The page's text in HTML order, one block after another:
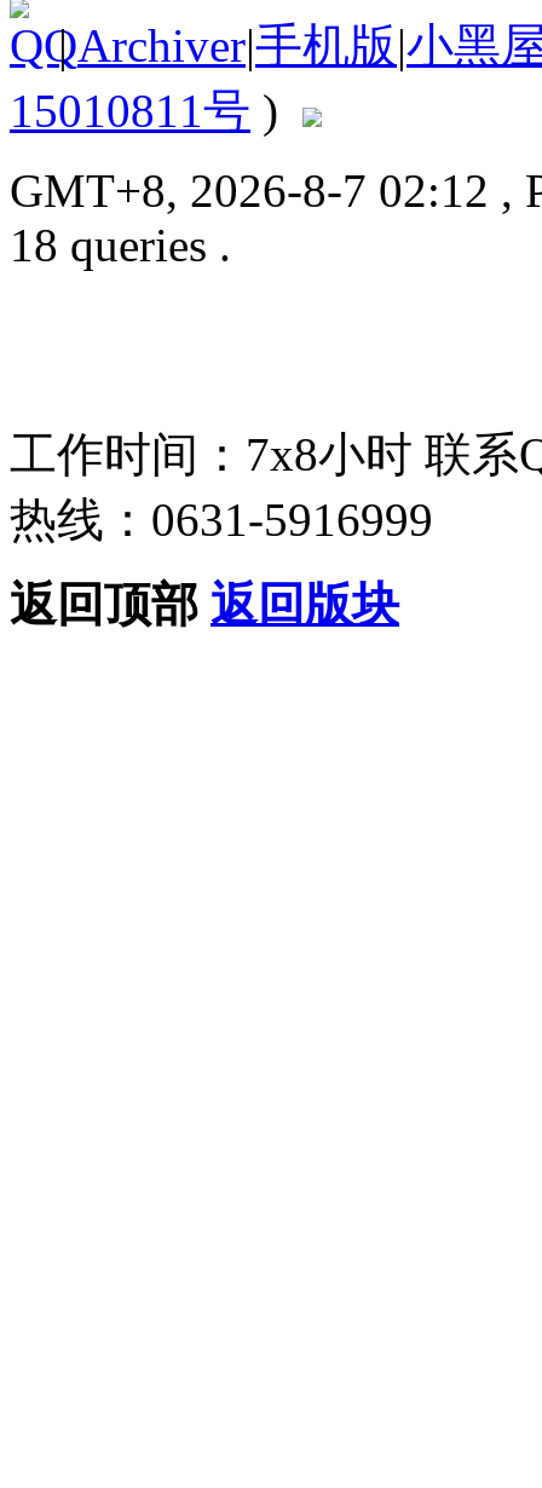
| Archiver|手机版|小黑
15010811号 )
GMT+8, 2026-8-7 02:12 ,
18 queries .
工作时间：7x8小时 联系
热线：0631-5916999
返回顶部 返回版块